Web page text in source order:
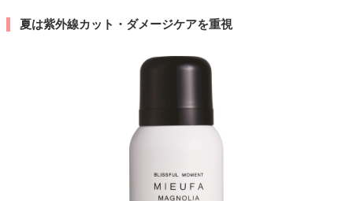
夏は紫外線カット・ダメージケアを重視